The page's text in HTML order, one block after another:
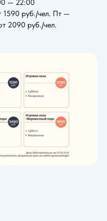
— 22:00
руб./чел. Пт —
2090 руб./чел.